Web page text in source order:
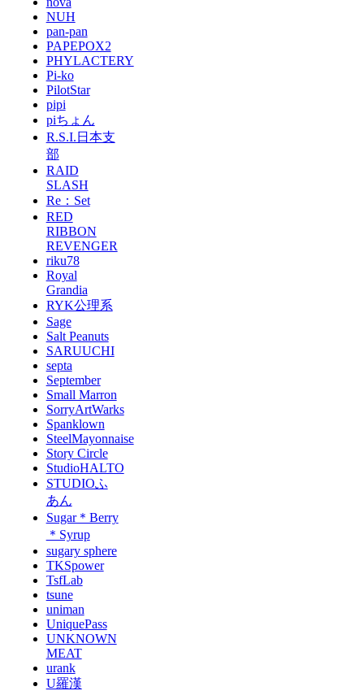
NUH
pan-pan
PAPEPOX2
PHYLACTERY
Pi-ko
PilotStar
pipi
piちょん
R.S.I.日本支
部
RAID
SLASH
Re：Set
RED
RIBBON
REVENGER
riku78
Royal
Grandia
RYK公理系
Sage
Salt Peanuts
SARUUCHI
septa
September
Small Marron
SorryArtWarks
Spanklown
SteelMayonnaise
Story Circle
StudioHALTO
STUDIOふ
あん
Sugar＊Berry
＊Syrup
sugary sphere
TKSpower
TsfLab
tsune
uniman
UniquePass
UNKNOWN
MEAT
urank
U羅漢